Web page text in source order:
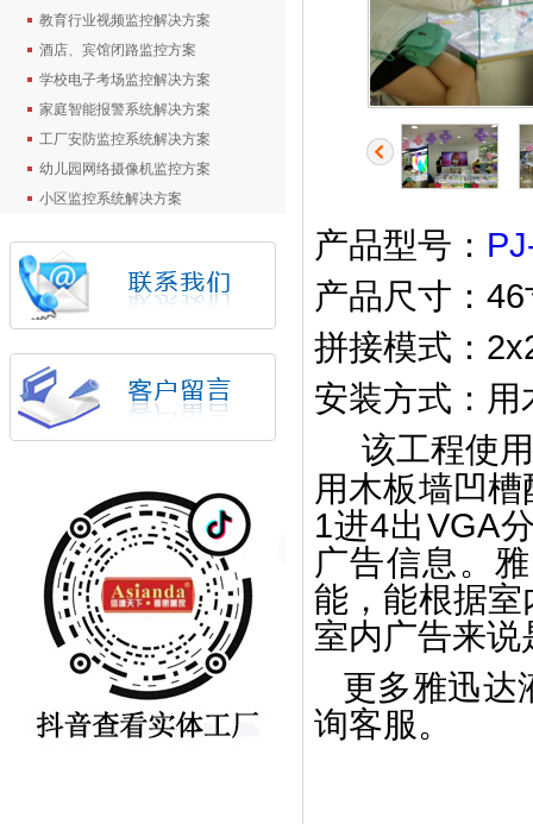
教育行业视频监控解决方案
酒店、宾馆闭路监控方案
学校电子考场监控解决方案
家庭智能报警系统解决方案
工厂安防监控系统解决方案
幼儿园网络摄像机监控方案
小区监控系统解决方案
产品型号：
产品尺寸：
拼接模式：
安装方式：
该工程使
用木板墙凹
1进4出VGA
广告信息。
能，能根据
室内广告来
更多雅迅达
询客服。